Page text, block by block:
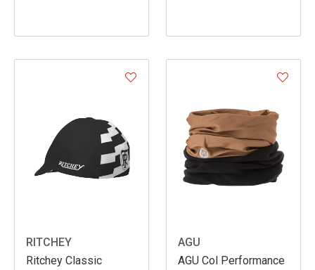
RITCHEY
Ritchey Classic
AGU
AGU Col Performance